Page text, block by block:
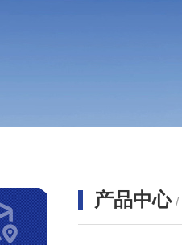
产品中心 /